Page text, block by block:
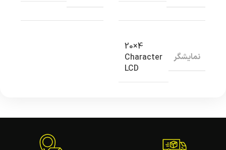
نمایشگر
4×20
Character
LCD